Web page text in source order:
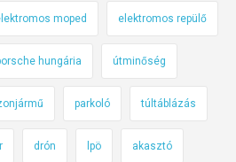
moped elektromos repülő
hungária útminőség
parkoló túltáblázás
drón lpö akasztó